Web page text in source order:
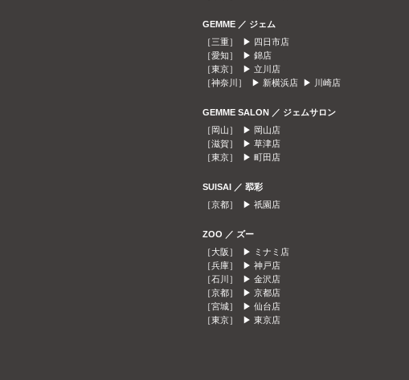
GEMME ／ ジェム
［三重］ ▶ 四日市店
［愛知］ ▶ 錦店
［東京］ ▶ 立川店
［神奈川］ ▶ 新横浜店 ▶ 川崎店
GEMME SALON ／ ジェムサロン
［岡山］ ▶ 岡山店
［滋賀］ ▶ 草津店
［東京］ ▶ 町田店
SUISAI ／ 翆彩
［京都］ ▶ 祇園店
ZOO ／ ズー
［大阪］ ▶
ミナミ店
［兵庫］ ▶ 神戸店
［石川］ ▶ 金沢店
［京都］ ▶ 京都店
［宮城］ ▶ 仙台店
［東京］ ▶ 東京店